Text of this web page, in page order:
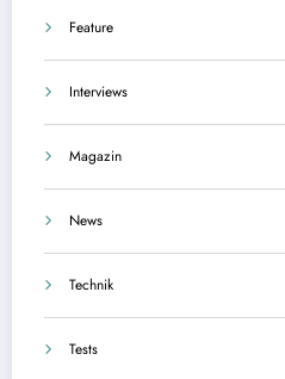
Feature
Interviews
Magazin
News
Technik
Tests